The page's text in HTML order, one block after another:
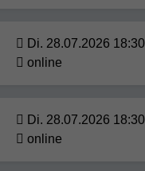
Di. 28.07.2026 18:30
online
Di. 28.07.2026 18:30
online